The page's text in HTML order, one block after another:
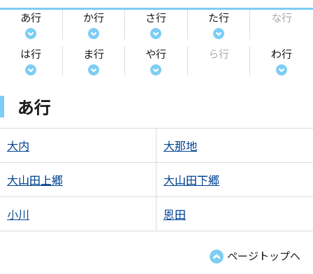
あ行
か行 さ行 た行 な行
は行 ま行 や行 ら行 わ行
あ行
大内 大那地
大山田上郷 大山田下郷
小川 恩田
ページトップへ